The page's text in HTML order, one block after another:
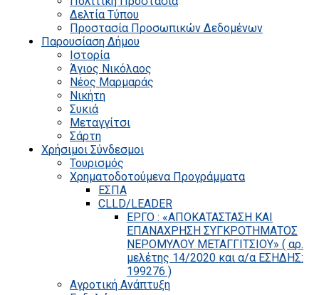
Δελτία Τύπου
Προστασία Προσωπικών Δεδομένων
Παρουσίαση Δήμου
Ιστορία
Άγιος Νικόλαος
Νέος Μαρμαράς
Νικήτη
Συκιά
Μεταγγίτσι
Σάρτη
Χρήσιμοι Σύνδεσμοι
Τουρισμός
Χρηματοδοτούμενα Προγράμματα
ΕΣΠΑ
CLLD/LEADER
ΕΡΓΟ : «ΑΠΟΚΑΤΑΣΤΑΣΗ ΚΑΙ
ΕΠΑΝΑΧΡΗΣΗ ΣΥΓΚΡΟΤΗΜΑΤΟΣ
ΝΕΡΟΜΥΛΟΥ ΜΕΤΑΓΓΙΤΣΙΟΥ» ( αρ.
μελέτης 14/2020 και α/α ΕΣΗΔΗΣ:
199276 )
Αγροτική Ανάπτυξη